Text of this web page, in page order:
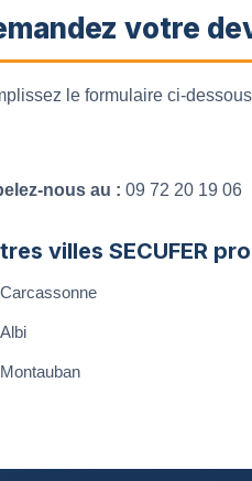
votre
le formulaire ci-
nous au : 09 72 20 19 06
villes SECUFER
Carcassonne
Albi
Montauban